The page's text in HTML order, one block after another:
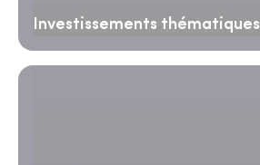
Investissements thématiques